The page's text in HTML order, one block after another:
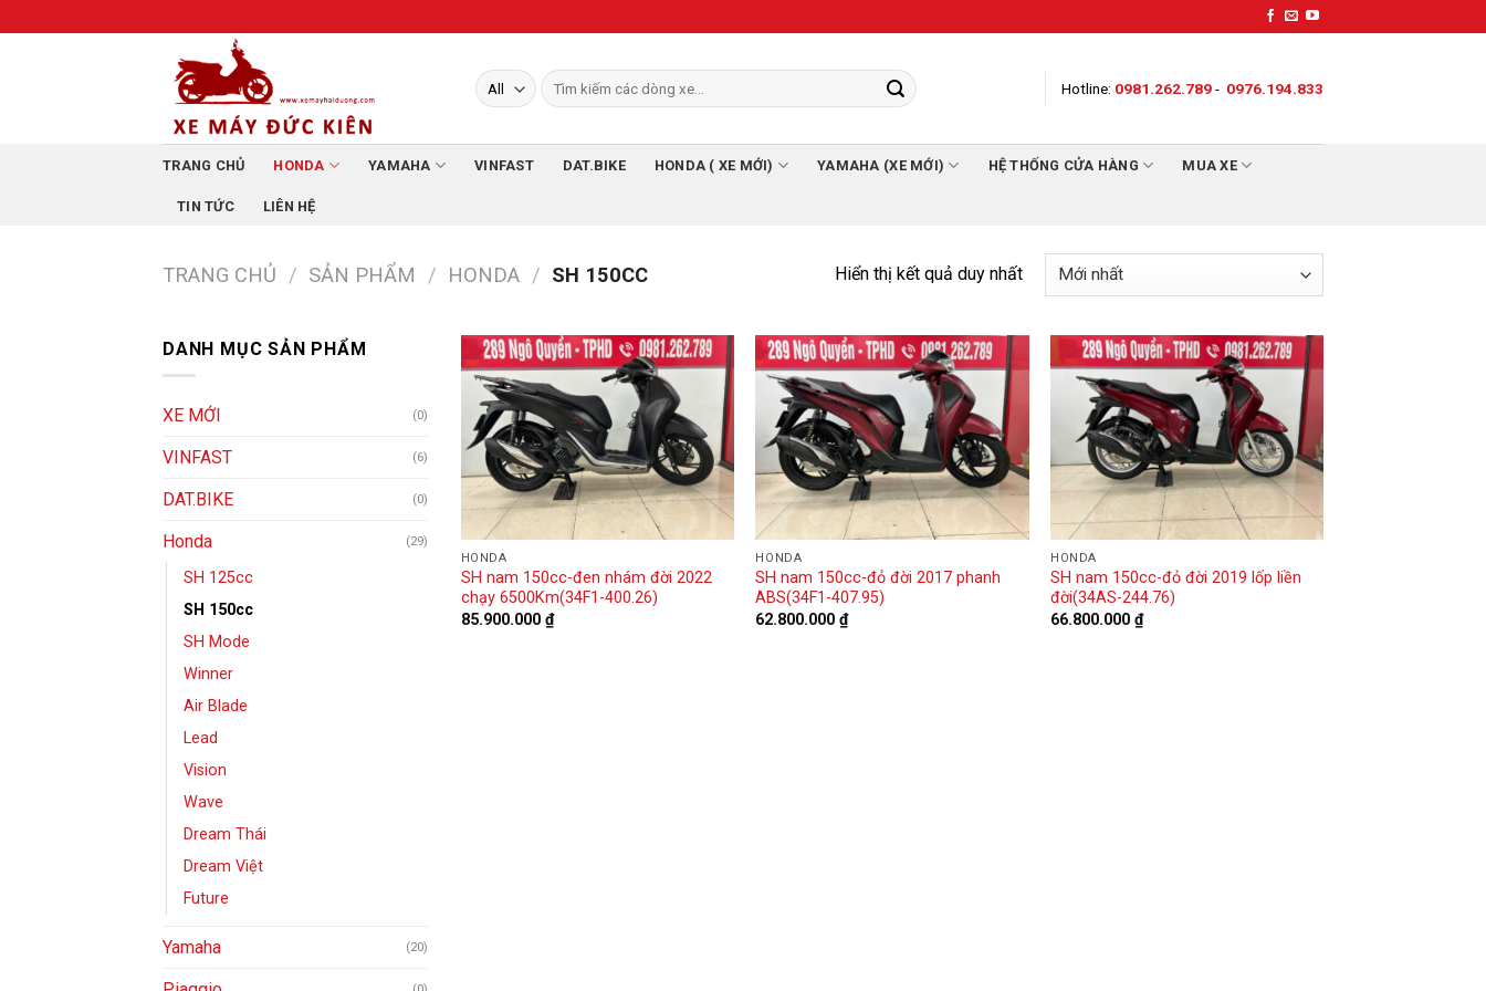
Hotline: 0981.262.789- 0976.194.833
TRANG CHỦ HONDA YAMAHA VINFAST DAT.BIKE HONDA ( XE MỚI) YAMAHA (XE MỚI) HỆ THỐNG CỬA HÀNG MUA XE
TIN TỨC LIÊN HỆ
TRANG CHỦ / SẢN PHẨM / HONDA / SH 150CC Hiển thị kết quả duy nhất
DANH MỤC SẢN PHẨM
XE MỚI (0)
VINFAST (6)
DAT.BIKE (0)
Honda (29)
SH 125cc
SH 150cc
SH Mode
Winner
Air Blade
Lead
Vision
Wave
Dream Thái
Dream Việt
Future
Yamaha (20)
Add to
Wishlist
HONDA
SH nam 150cc-đen nhám đời 2022
chạy 6500Km(34F1-400.26)
85.900.000 ₫
Add to
Wishlist
HONDA
SH nam 150cc-đỏ đời 2017 phanh
ABS(34F1-407.95)
62.800.000₫
Add to
Wishlist
HONDA
SH nam 150cc-đỏ đời 2019 lốp liền
đời(34AS-244.76)
66.800.000₫